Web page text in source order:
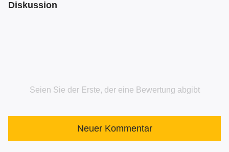
Diskussion
Seien Sie der Erste, der eine Bewertung abgibt
Neuer Kommentar